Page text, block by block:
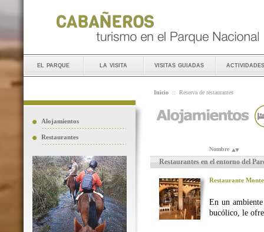
el parque la visita visitas guiadas actividades
Alojamientos
Restaurantes
Inicio :: Reserva de restaurantes
Nombre
Restaurantes en el entorno del
Restaurante
En un
bucólico, le